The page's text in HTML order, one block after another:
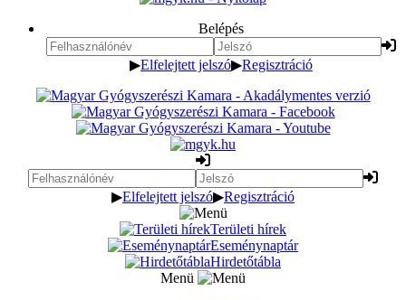
Belépés
▶Elfelejtett jelszó▶Regisztráció
▶Elfelejtett jelszó▶Regisztráció
Területi hírek
Eseménynaptár
Hirdetőtábla
Menü